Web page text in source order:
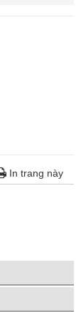
In trang này